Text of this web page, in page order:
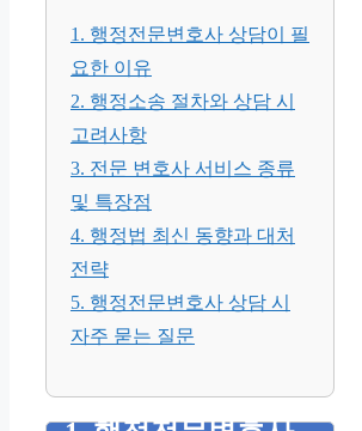
1. 행정전문변호사 상담이 필
요한 이유
2. 행정소송 절차와 상담 시
고려사항
3. 전문 변호사 서비스 종류
및 특장점
4. 행정법 최신 동향과 대처
전략
5. 행정전문변호사 상담 시
자주 묻는 질문